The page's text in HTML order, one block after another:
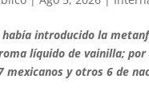
había introducido la
líquido de vainilla;
mexicanos y otros 6 de